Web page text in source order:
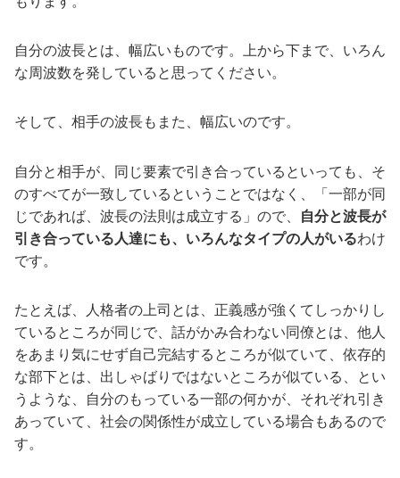
自分の波長とは、幅広いものです。上から下まで、いろん
な周波数を発していると思ってください。
そして、相手の波長もまた、幅広いのです。
自分と相手が、同じ要素で引き合っているといっても、そ
のすべてが一致しているということではなく、「一部が同
じであれば、波長の法則は成立する」ので、
自分と波長が
引き合っている人達にも、いろんなタイプの人がいるわけ
です。
たとえば、人格者の上司とは、正義感が強くてしっかりし
ているところが同じで、話がかみ合わない同僚とは、他人
をあまり気にせず自己完結するところが似ていて、依存的
な部下とは、出しゃばりではないところが似ている、とい
うような、自分のもっている一部の何かが、それぞれ引き
あっていて、社会の関係性が成立している場合もあるので
す。